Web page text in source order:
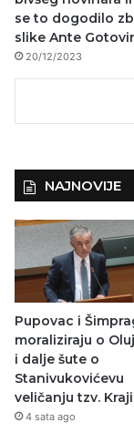
se to dogodilo
slike Ante
20/12/2023
NAJNOVIJE
Pupovac i
moraliziraju o
i dalje šute o
Stanivukovićevu
veličanju tzv.
4 sata ago